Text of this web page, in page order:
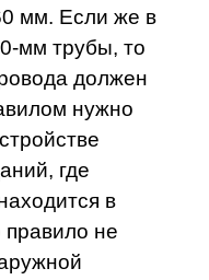
мм. Если же в
мм трубы, то
должен
нужно
где
в
не